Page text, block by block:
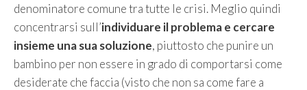
denominatore comune tra tutte le crisi. Meglio quindi
concentrarsi sull’individuare il problema e cercare
insieme una sua soluzione, piuttosto che punire un
bambino per non essere in grado di comportarsi come
desiderate che faccia (visto che non sa come fare a